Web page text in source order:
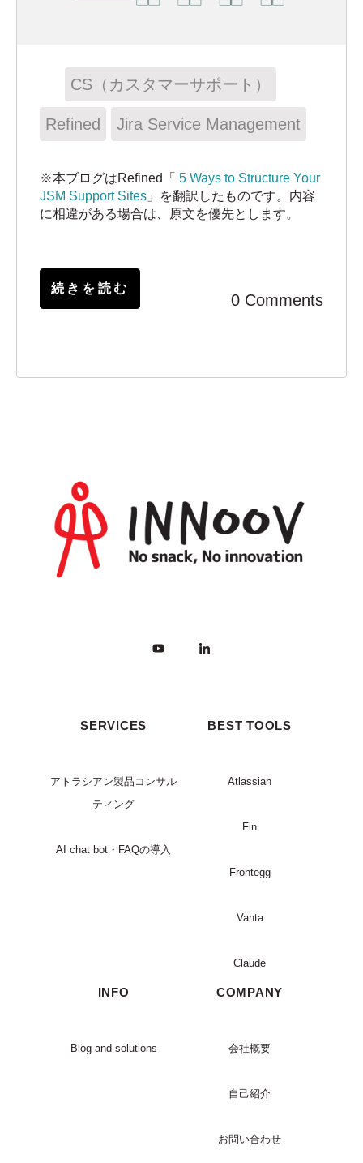
CS（カスタマーサポート）
Refined Jira Service Management
※本ブログはRefined「 5 Ways to Structure Your
JSM Support Sites 」を翻訳したものです。内容
に相違がある場合は、原文を優先とします。
続きを読む
0 Comments
SERVICES
アトラシアン製品コンサル
ティング
AI chat bot・FAQの導入
BEST TOOLS
Atlassian
Fin
Frontegg
Vanta
Claude
INFO
Blog and solutions
COMPANY
会社概要
自己紹介
お問い合わせ